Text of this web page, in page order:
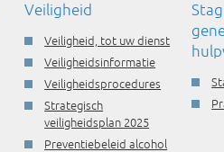
Veiligheid
Veiligheid, tot uw dienst
Veiligheidsinformatie
Veiligheidsprocedures
Strategisch
veiligheidsplan 2025
Preventiebeleid alcohol